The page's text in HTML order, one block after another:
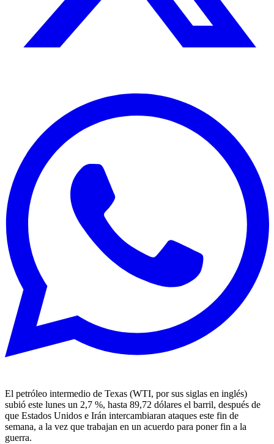
El petróleo intermedio de Texas (WTI, por sus siglas en inglés)
subió este lunes un 2,7 %, hasta 89,72 dólares el barril, después de
que Estados Unidos e Irán intercambiaran ataques este fin de
semana, a la vez que trabajan en un acuerdo para poner fin a la
guerra.